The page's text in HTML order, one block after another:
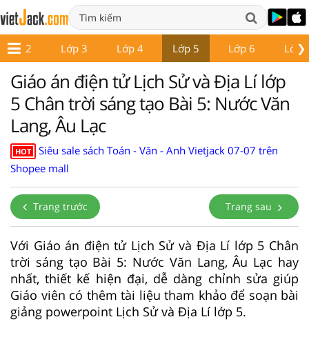
❯
Lớp 2 Lớp 3 Lớp 4 Lớp 5 Lớp 6 Lớp
Giáo án điện tử Lịch Sử và Địa Lí lớp
5 Chân trời sáng tạo Bài 5: Nước Văn
Lang, Âu Lạc
HOT
Siêu sale sách Toán - Văn - Anh Vietjack 07-07 trên
Shopee mall
Trang trước Trang sau
Với Giáo án điện tử Lịch Sử và Địa Lí lớp 5 Chân
trời sáng tạo Bài 5: Nước Văn Lang, Âu Lạc hay
nhất, thiết kế hiện đại, dễ dàng chỉnh sửa giúp
Giáo viên có thêm tài liệu tham khảo để soạn bài
giảng powerpoint Lịch Sử và Địa Lí lớp 5.